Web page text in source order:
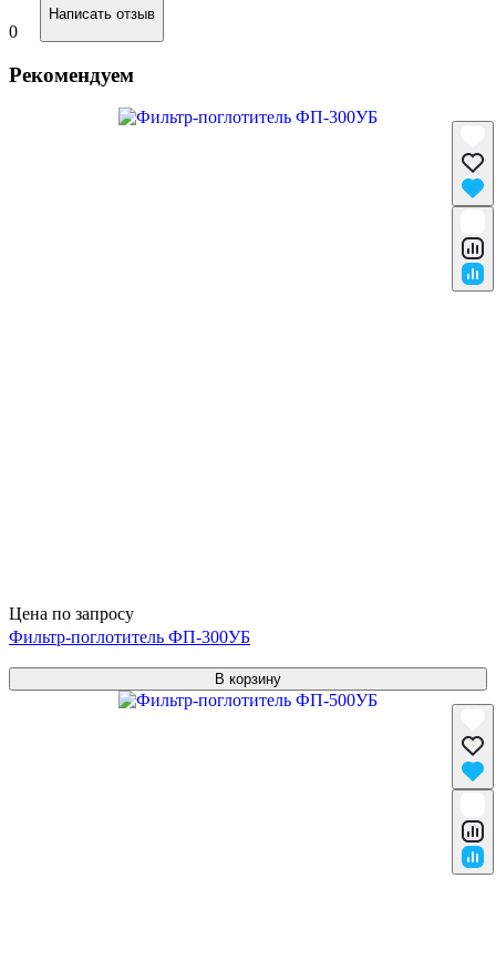
0
Написать отзыв
Рекомендуем
Цена по запросу
Фильтр-поглотитель ФП-300УБ
В корзину